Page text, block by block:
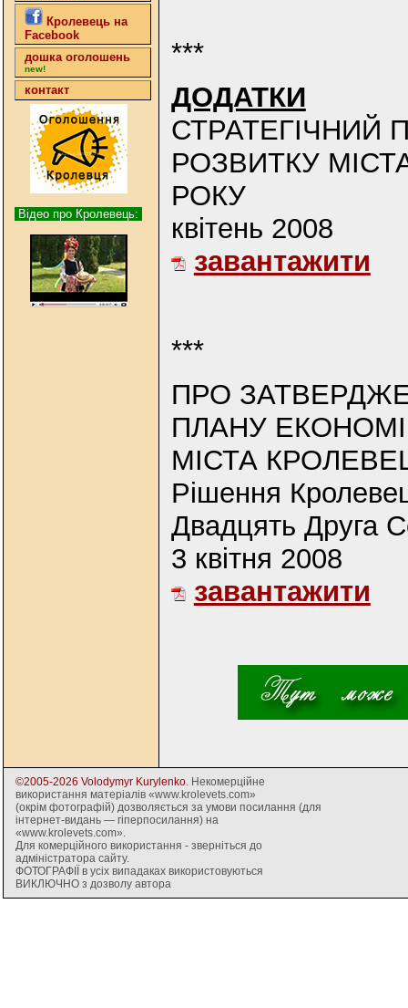
Кролевець на
Facebook
дошка оголошень
new!
контакт
Відео про Кролевець:
***
ДОДАТКИ
СТРАТЕГІЧНИЙ
РОЗВИТКУ
РОКУ
квітень 2008
завантажити
***
ПРО
ПЛАНУ
МІСТА
Рішення
Двадцять Друга
3 квітня 2008
завантажити
©2005-2026 Volodymyr Kurylenko. Некомерційне
використання матеріалів «www.krolevets.com»
(окрім фотографій) дозволяється за умови посилання (для
інтернет-видань — гіперпосилання) на
«www.krolevets.com».
Для комерційного використання - зверніться до
адміністратора сайту.
ФОТОГРАФІЇ в усіх випадаках використовуються
ВИКЛЮЧНО з дозволу автора